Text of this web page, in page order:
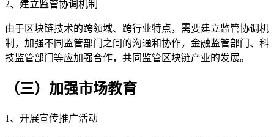
2、建立监管协调机制
由于区块链技术的跨领域、跨行业特点，需要建立监管协调机
制，加强不同监管部门之间的沟通和协作，金融监管部门、科
技监管部门等应加强合作，共同监管区块链产业的发展。
（三）加强市场教育
1、开展宣传推广活动